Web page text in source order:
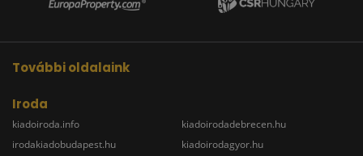
További oldalaink
Iroda
kiadoiroda.info
irodakiadobudapest.hu
kiadoirodadebrecen.hu
kiadoirodagyor.hu